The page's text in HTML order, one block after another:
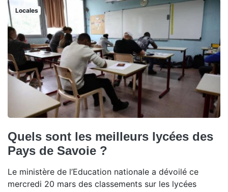
Locales
Quels sont les meilleurs lycées des
Pays de Savoie ?
Le ministère de l’Education nationale a dévoilé ce
mercredi 20 mars des classements sur les lycées